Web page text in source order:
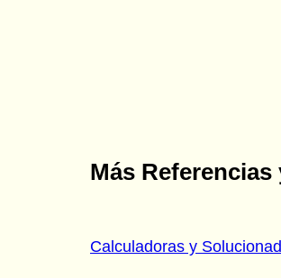
Más Referencias
Calculadoras y